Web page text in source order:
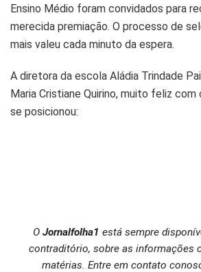
Ensino Médio foram convidados para
merecida premiação. O processo de
mais valeu cada minuto da espera.
A diretora da escola Aládia Trindade
Maria Cristiane Quirino, muito feliz com
se posicionou:
O Jornalfolha1 está sempre
contraditório, sobre as informações
matérias. Entre em contato